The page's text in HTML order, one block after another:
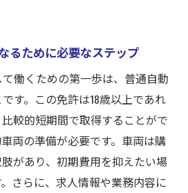
るために必要なステップ
働くための第一歩は、普通自動
す。この免許は18歳以上であれ
較的短期間で取得することがで
両の準備が必要です。車両は購
があり、初期費用を抑えたい場
さらに、求人情報や業務内容に